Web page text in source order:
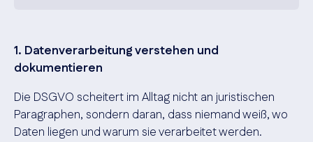
1. Datenverarbeitung verstehen und
dokumentieren
Die DSGVO scheitert im Alltag nicht an juristischen
Paragraphen, sondern daran, dass niemand weiß, wo
Daten liegen und warum sie verarbeitet werden.